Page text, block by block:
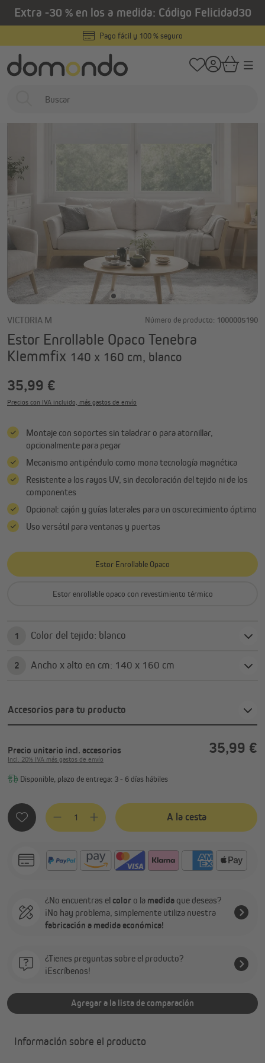
principal
Extra -30 % en los a medida: Código Felicidad30
Pago fácil y 100 % seguro
Home Estores interiores / Estores / Estores enrollables productos
VICTORIA M Número de producto: 1000005190
Estor Enrollable Opaco Tenebra
Klemmfix 140 x 160 cm, blanco
35,99 €
Precios con IVA incluido, más gastos de envío
Montaje con soportes sin taladrar o para atornillar,
opcionalmente para pegar
Mecanismo antipéndulo como mona tecnología magnética
Resistente a los rayos UV, sin decoloración del tejido ni de los
componentes
Opcional: cajón y guías laterales para un oscurecimiento óptimo
Uso versátil para ventanas y puertas
Estor Enrollable Opaco
Estor enrollable opaco con revestimiento térmico
1 Color del tejido: blanco
2 Ancho x alto en cm: 140 x 160 cm
Accesorios para tu producto
Precio unitario incl. accesorios 35,99 €
Incl. 20% IVA más gastos de envío
Disponible, plazo de entrega: 3 - 6 días hábiles
Cantidad del producto: introduce la cantidad deseada o
A la cesta
¿No encuentras el color o la medida que deseas?
¡No hay problema, simplemente utiliza nuestra
fabricación a medida económica!
¿Tienes preguntas sobre el producto?
¡Escríbenos!
Agregar a la lista de comparación
Información sobre el producto